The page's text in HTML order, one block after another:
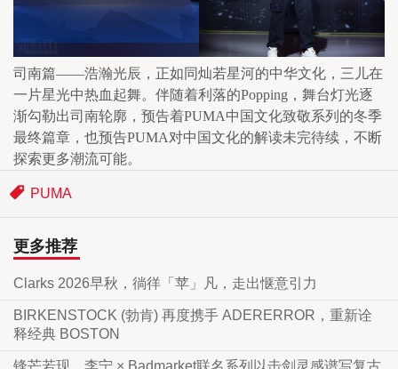
司南篇——浩瀚光辰，正如同灿若星河的中华文化，三儿在
一片星光中热血起舞。伴随着利落的Popping，舞台灯光逐
渐勾勒出司南轮廓，预告着PUMA中国文化致敬系列的冬季
最终篇章，也预告PUMA对中国文化的解读未完待续，不断
探索更多潮流可能。
PUMA
更多推荐
Clarks 2026早秋，徜徉「苹」凡，走出惬意引力
BIRKENSTOCK (勃肯) 再度携手 ADERERROR，重新诠
释经典 BOSTON